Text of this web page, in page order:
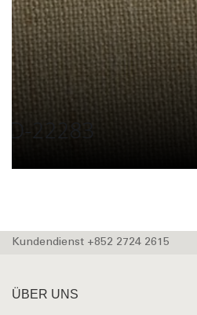
BFRD 24578-250
Kundendienst +852 2724 2615
ÜBER UNS